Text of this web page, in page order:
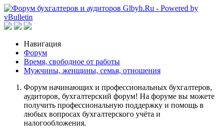
Навигация
Форум
Время, свободное от работы
Мужчины, женщины, семья, отношения
Форум начинающих и профессиональных бухгалтеров,
аудиторов, бухгалтерский форум! На форуме вы можете
получить профессиональную поддержку и помощь в
любых вопросах бухгалтерского учёта и
налогообложения.